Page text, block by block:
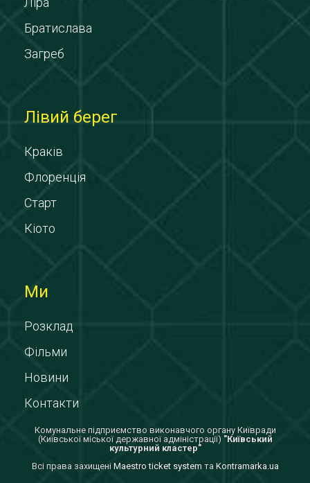
Братислава
Загреб
Лівий берег
Краків
Флоренція
Старт
Кіото
Ми
Розклад
Фільми
Новини
Контакти
Комунальне підприємство виконавчого органу Київради
(Київської міської державної адміністрації) "Київський
культурний кластер"
Всi права захищенi Maestro ticket system та Kontramarka.ua